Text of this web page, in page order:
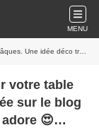
MENU
#valoumodeuze #DIY #Paques #lifestyle #inspiration #frenchblogger #bloggoals
votre table
sur le blog
😍